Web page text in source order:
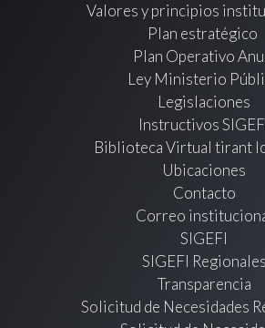
Valores y principios
Plan estratégico
Plan Operativo
Ley Ministerio
Legislaciones
Instructivos
Biblioteca Virtual tirant
Ubicaciones
Contacto
Correo
SIGEFI
SIGEFI Regionales
Transparencia
Solicitud de Necesidades